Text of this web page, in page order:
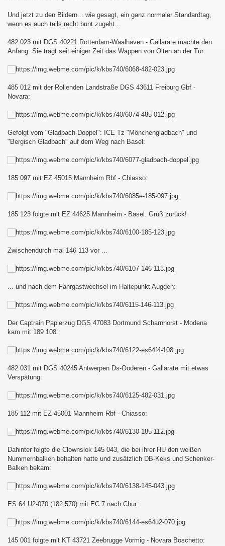
Und jetzt zu den Bildern... wie gesagt, ein ganz normaler Standardtag,
wenn es auch teils recht bunt zugeht...
482 023 mit DGS 40221 Rotterdam-Waalhaven - Gallarate machte den
Anfang. Sie trägt seit einiger Zeit das Wappen von Olten an der Tür:
485 012 mit der Rollenden Landstraße DGS 43611 Freiburg Gbf -
Novara:
Gefolgt vom "Gladbach-Doppel": ICE Tz "Mönchengladbach" und
"Bergisch Gladbach" auf dem Weg nach Basel:
185 097 mit EZ 45015 Mannheim Rbf - Chiasso:
185 123 folgte mit EZ 44625 Mannheim - Basel. Gruß zurück!
Zwischendurch mal 146 113 vor ...
... und nach dem Fahrgastwechsel im Haltepunkt Auggen:
Der Captrain Papierzug DGS 47083 Dortmund Scharnhorst - Modena
kam mit 189 108:
482 031 mit DGS 40245 Antwerpen Ds-Ooderen - Gallarate mit etwas
Verspätung:
185 112 mit EZ 45001 Mannheim Rbf - Chiasso:
Dahinter folgte die Clownslok 145 043, die bei ihrer HU den weißen
Nummernbalken behalten hatte und zusätzlich DB-Keks und Schenker-
Balken bekam:
ES 64 U2-070 (182 570) mit EC 7 nach Chur:
145 001 folgte mit KT 43721 Zeebrugge Vormig - Novara Boschetto:
- Děčín und zurück
Niebüll
:-D